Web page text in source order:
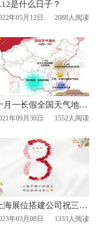
是什么日子？
年05月12日 2088人阅读
十月一长假全国天气地图值得查看
年09月30日 1552人阅读
上海展位搭建公司祝三八妇女节快乐
年03月08日 1333人阅读